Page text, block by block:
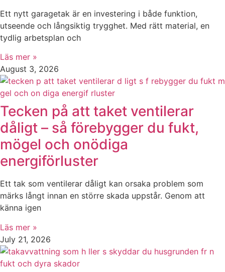
Ett nytt garagetak är en investering i både funktion,
utseende och långsiktig trygghet. Med rätt material, en
tydlig arbetsplan och
Läs mer »
August 3, 2026
Tecken på att taket ventilerar
dåligt – så förebygger du fukt,
mögel och onödiga
energiförluster
Ett tak som ventilerar dåligt kan orsaka problem som
märks långt innan en större skada uppstår. Genom att
känna igen
Läs mer »
July 21, 2026